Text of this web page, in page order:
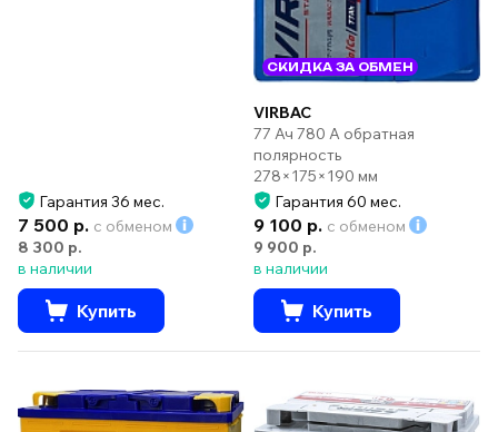
Гарантия 36 мес.
7 500 р. с обменом
8 300 р.
в наличии
Купить
СКИДКА ЗА ОБМЕН
VIRBAC
77 Ач 780 А обратная
полярность
278×175×190 мм
Гарантия 60 мес.
9 100 р. с обменом
9 900 р.
в наличии
Купить